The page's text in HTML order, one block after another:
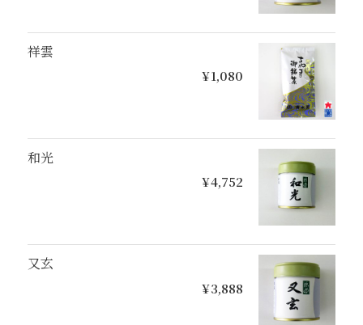
祥雲
¥1,080
和光
¥4,752
又玄
¥3,888